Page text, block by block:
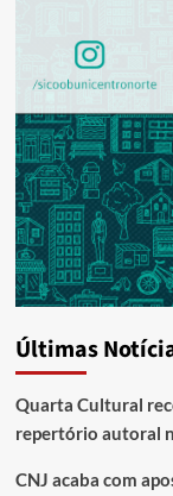
Últimas
Quarta Cultural
repertório autoral
CNJ acaba com